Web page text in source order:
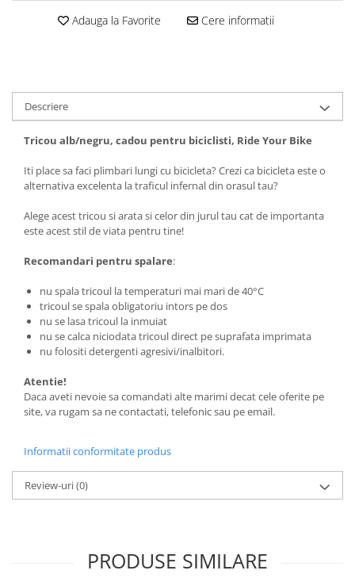
Tricouri skateboard
Tricouri yoga
Adauga la Favorite Cere informatii
Descriere
Tricou alb/negru, cadou pentru biciclisti, Ride Your Bike
Iti place sa faci plimbari lungi cu bicicleta? Crezi ca bicicleta este o
alternativa excelenta la traficul infernal din orasul tau?
Alege acest tricou si arata si celor din jurul tau cat de importanta
este acest stil de viata pentru tine!
Recomandari pentru spalare:
nu spala tricoul la temperaturi mai mari de 40°C
tricoul se spala obligatoriu intors pe dos
nu se lasa tricoul la inmuiat
nu se calca niciodata tricoul direct pe suprafata imprimata
nu folositi detergenti agresivi/inalbitori.
Atentie!
Daca aveti nevoie sa comandati alte marimi decat cele oferite pe
site, va rugam sa ne contactati, telefonic sau pe email.
Informatii conformitate produs
Review-uri(0)
PRODUSE SIMILARE